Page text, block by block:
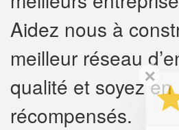
Aidez nous à
meilleur réseau
qualité et soyez en
récompensés.
Vous